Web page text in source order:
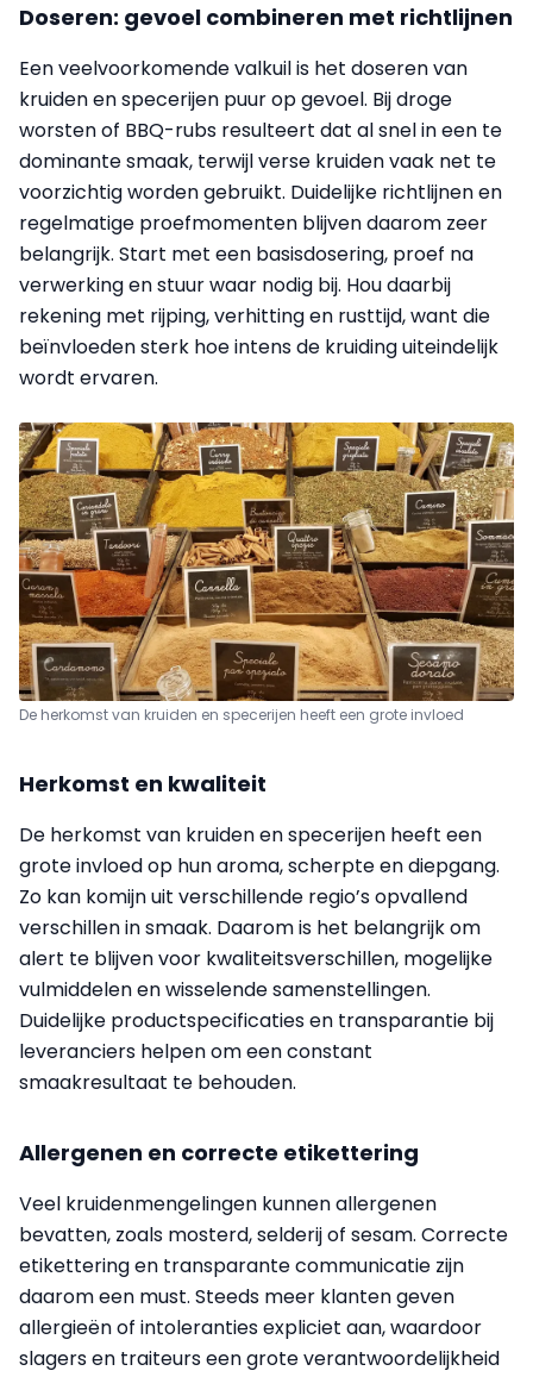
Doseren: gevoel combineren met richtlijnen
Een veelvoorkomende valkuil is het doseren van
kruiden en specerijen puur op gevoel. Bij droge
worsten of BBQ-rubs resulteert dat al snel in een te
dominante smaak, terwijl verse kruiden vaak net te
voorzichtig worden gebruikt. Duidelijke richtlijnen en
regelmatige proefmomenten blijven daarom zeer
belangrijk. Start met een basisdosering, proef na
verwerking en stuur waar nodig bij. Hou daarbij
rekening met rijping, verhitting en rusttijd, want die
beïnvloeden sterk hoe intens de kruiding uiteindelijk
wordt ervaren.
De herkomst van kruiden en specerijen heeft een grote invloed
Herkomst en kwaliteit
De herkomst van kruiden en specerijen heeft een
grote invloed op hun aroma, scherpte en diepgang.
Zo kan komijn uit verschillende regio’s opvallend
verschillen in smaak. Daarom is het belangrijk om
alert te blijven voor kwaliteitsverschillen, mogelijke
vulmiddelen en wisselende samenstellingen.
Duidelijke productspecificaties en transparantie bij
leveranciers helpen om een constant
smaakresultaat te behouden.
Allergenen en correcte etikettering
Veel kruidenmengelingen kunnen allergenen
bevatten, zoals mosterd, selderij of sesam. Correcte
etikettering en transparante communicatie zijn
daarom een must. Steeds meer klanten geven
allergieën of intoleranties expliciet aan, waardoor
slagers en traiteurs een grote verantwoordelijkheid